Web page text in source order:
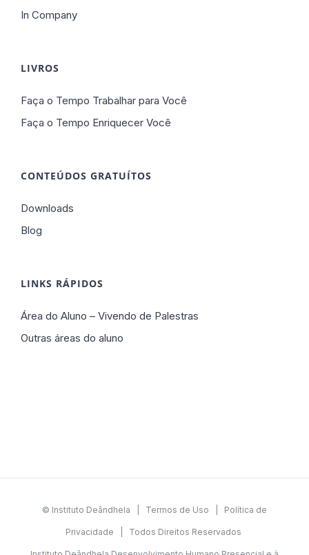
In Company
LIVROS
Faça o Tempo Trabalhar para Você
Faça o Tempo Enriquecer Você
CONTEÚDOS GRATUÍTOS
Downloads
Blog
LINKS RÁPIDOS
Área do Aluno – Vivendo de Palestras
Outras áreas do aluno
© Instituto Deândhela | Termos de Uso Política de
Privacidade | Todos Direitos Reservados